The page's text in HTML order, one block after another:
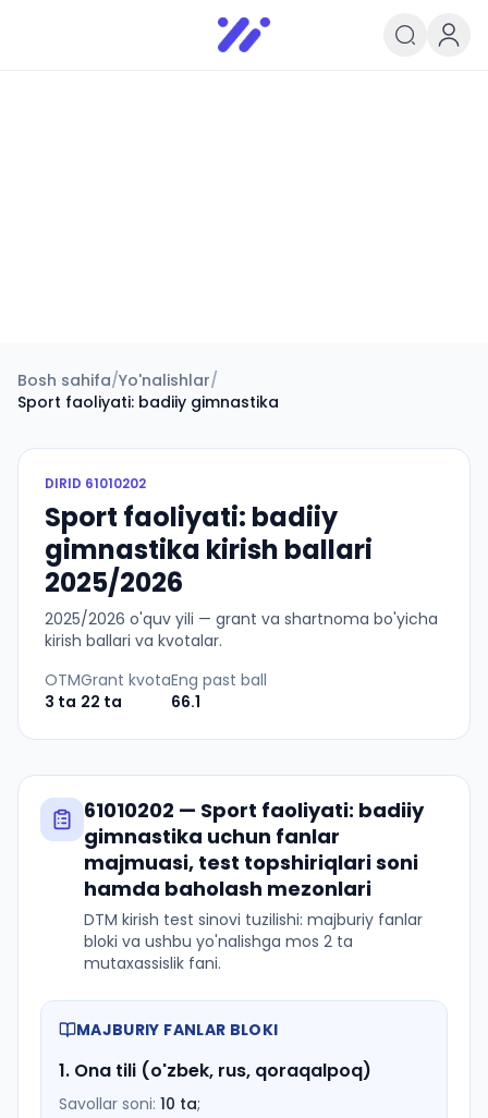
Infoedu
Ta&#039;lim xabarlari va
Bosh sahifa/Yo'nalishlar/
Sport faoliyati: badiiy gimnastika
DIRID 61010202
Sport faoliyati: badiiy
gimnastika kirish ballari
2025/2026
2025/2026 o'quv yili — grant va shartnoma bo'yicha
kirish ballari va kvotalar.
OTM
3 ta
Grant kvota
22 ta
Eng past ball
66.1
61010202 — Sport faoliyati: badiiy
gimnastika uchun fanlar
majmuasi, test topshiriqlari soni
hamda baholash mezonlari
DTM kirish test sinovi tuzilishi: majburiy fanlar
bloki va ushbu yo'nalishga mos 2 ta
mutaxassislik fani.
MAJBURIY FANLAR BLOKI
1. Ona tili (o'zbek, rus, qoraqalpoq)
Savollar soni: 10 ta;